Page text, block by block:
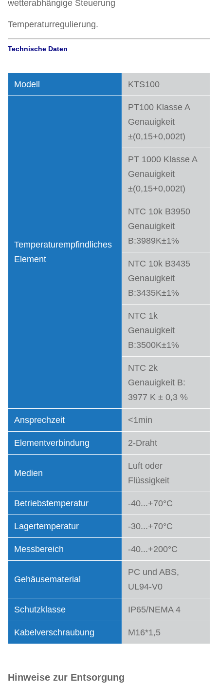
wetterabhängige Steuerung
Temperaturregulierung.
Technische Daten
Modell KTS100
Temperaturempfindliches
Element
PT100 Klasse A
Genauigkeit
±(0,15+0,002t)
PT 1000 Klasse A
Genauigkeit
±(0,15+0,002t)
NTC 10k B3950
Genauigkeit
B:3989K±1%
NTC 10k B3435
Genauigkeit
B:3435K±1%
NTC 1k
Genauigkeit
B:3500K±1%
NTC 2k
Genauigkeit B:
3977 K ± 0,3 %
Ansprechzeit <1min
Elementverbindung 2-Draht
Medien
Luft oder
Flüssigkeit
Betriebstemperatur -40...+70°C
Lagertemperatur -30...+70°C
Messbereich -40...+200°C
Gehäusematerial
PC und ABS,
UL94-V0
Schutzklasse IP65/NEMA 4
Kabelverschraubung M16*1,5
Hinweise zur Entsorgung